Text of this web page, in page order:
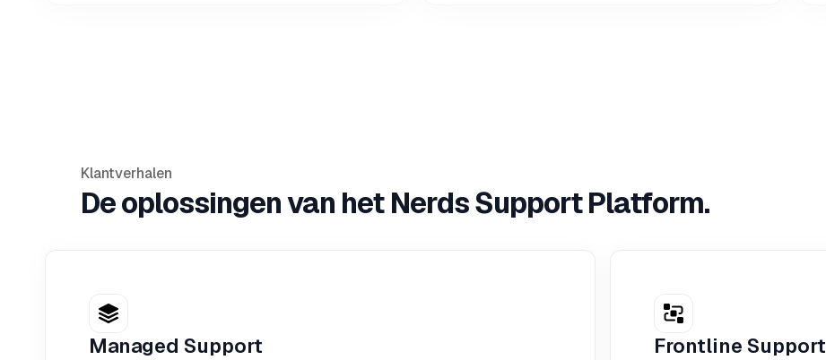
Klantverhalen
De oplossingen van het Nerds Support Platform.
Managed Support Frontline Support